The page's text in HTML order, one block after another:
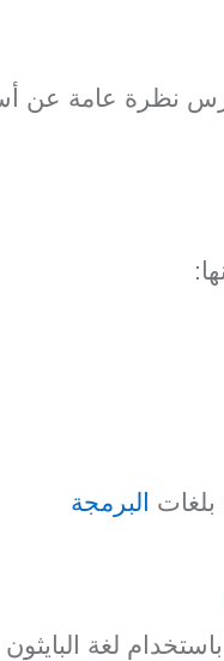
نظرة عامة عن
البرمجة
لغة البايثون